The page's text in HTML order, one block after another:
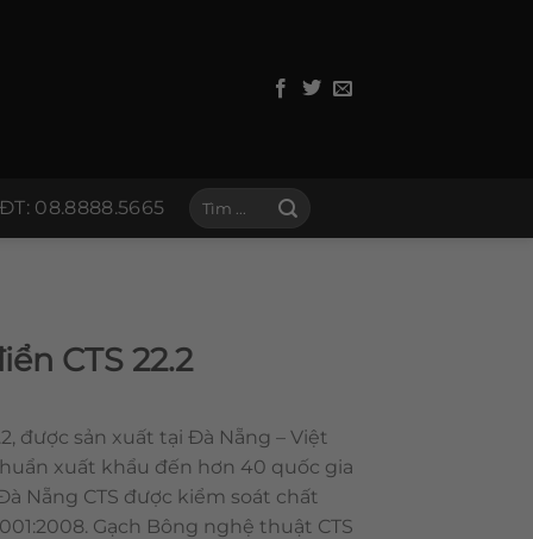
ĐT: 08.8888.5665
Tìm
CTS 22.2
được sản xuất tại Đà Nẵng – Việt
xuất khẩu đến hơn 40 quốc gia
Nẵng CTS được kiểm soát chất
Gạch Bông nghệ thuật CTS